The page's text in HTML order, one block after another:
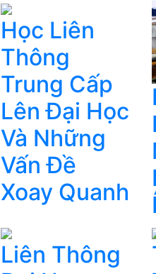
Học Liên
Thông
Trung Cấp
Lên Đại Học
Và Những
Vấn Đề
Xoay Quanh
Liên Thông